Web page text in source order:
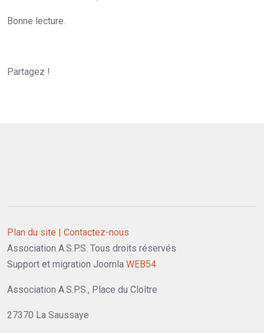
Bonne lecture.
Partagez !
Plan du site |
Contactez-nous
Association A.S.P.S. Tous droits réservés
Support et migration Joomla WEB54
Association A.S.P.S., Place du Cloître
27370 La Saussaye